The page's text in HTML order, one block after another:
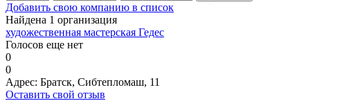
Добавить свою компанию в список
Найдена 1 организация
художественная мастерская Гедес
Голосов еще нет
0
0
Адрес: Братск, Сибтепломаш, 11
Оставить свой отзыв